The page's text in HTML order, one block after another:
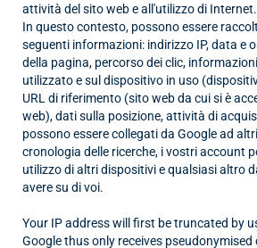
attività del sito web e all'utilizzo di Internet.
In questo contesto, possono essere
seguenti informazioni: indirizzo IP, data e
della pagina, percorso dei clic,
utilizzato e sul dispositivo in uso
URL di riferimento (sito web da cui si è
web), dati sulla posizione, attività di
possono essere collegati da Google ad
cronologia delle ricerche, i vostri account
utilizzo di altri dispositivi e qualsiasi altro
avere su di voi.
Your IP address will first be truncated by
Google thus only receives pseudonymised